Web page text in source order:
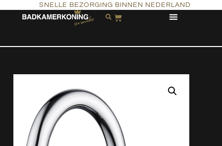
SNELLE BEZORGING BINNEN NEDERLAND